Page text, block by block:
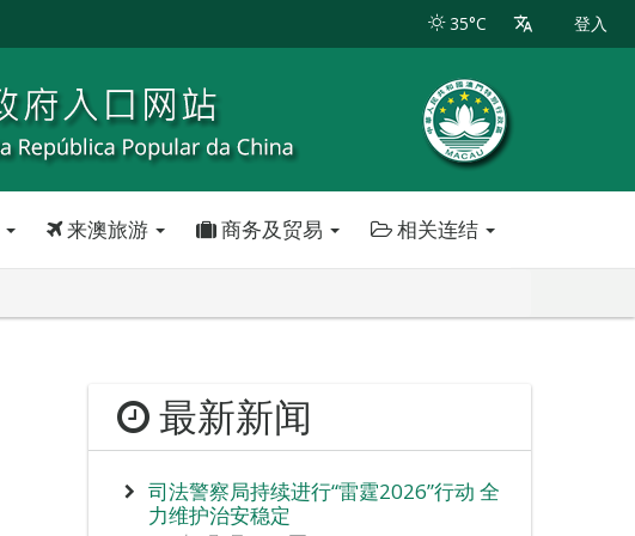
35°C 登入
来澳旅游 商务及贸易 相关连结
最新新闻
司法警察局持续进行“雷霆2026”行动 全
力维护治安稳定